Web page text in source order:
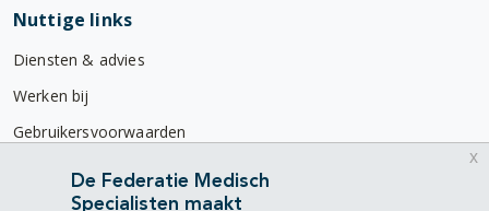
Nuttige links
Diensten & advies
Werken bij
Gebruikersvoorwaarden
Privacyverklaring
De Federatie Medisch
Specialisten maakt
x